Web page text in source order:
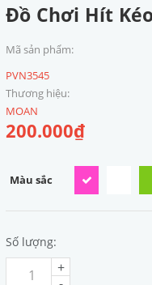
Đồ Chơi Hít
Mã sản phẩm:
PVN3545
Thương hiệu:
MOAN
200.000₫
Màu sắc
Số lượng:
+